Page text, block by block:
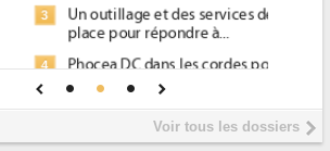
Un outillage et des services déjà en
place pour répondre à...
DC dans les cordes pour la
de Fabrice Coquio,
président de Digital Realty...Voir tous les dossiers